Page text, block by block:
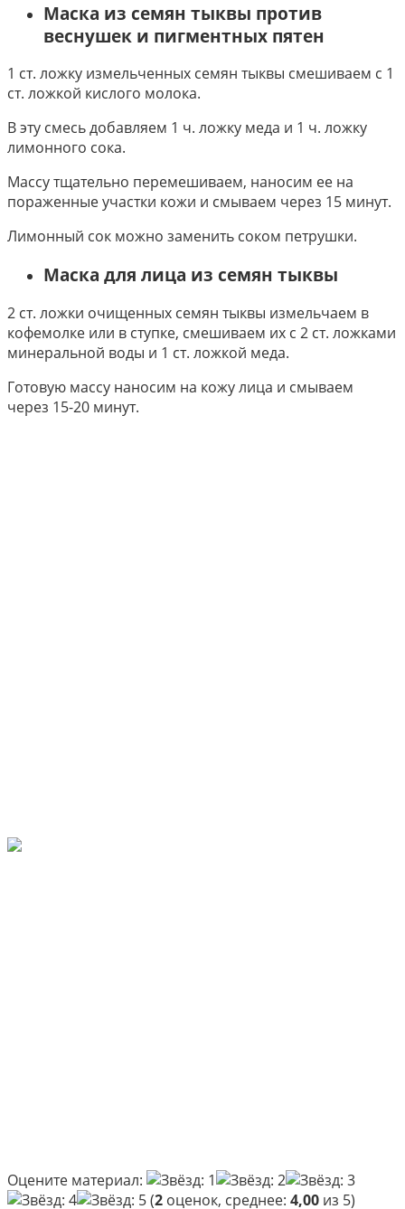
Маска из семян тыквы против
веснушек и пигментных пятен
1 ст. ложку измельченных семян тыквы смешиваем с 1
ст. ложкой кислого молока.
В эту смесь добавляем 1 ч. ложку меда и 1 ч. ложку
лимонного сока.
Массу тщательно перемешиваем, наносим ее на
пораженные участки кожи и смываем через 15 минут.
Лимонный сок можно заменить соком петрушки.
Маска для лица из семян тыквы
2 ст. ложки очищенных семян тыквы измельчаем в
кофемолке или в ступке, смешиваем их с 2 ст. ложками
минеральной воды и 1 ст. ложкой меда.
Готовую массу наносим на кожу лица и смываем
через 15-20 минут.
Оцените материал:
(2 оценок, среднее: 4,00 из 5)